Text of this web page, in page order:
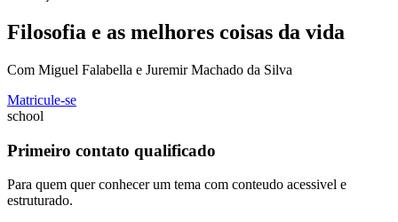
Filosofia e as melhores coisas da vida
Com Miguel Falabella e Juremir Machado da Silva
Matricule-se
school
Primeiro contato qualificado
Para quem quer conhecer um tema com conteudo acessivel e
estruturado.